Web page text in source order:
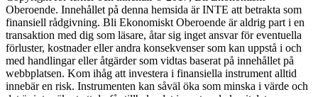
Oberoende. Innehållet på denna hemsida är INTE att betrakta som
finansiell rådgivning. Bli Ekonomiskt Oberoende är aldrig part i en
transaktion med dig som läsare, åtar sig inget ansvar för eventuella
förluster, kostnader eller andra konsekvenser som kan uppstå i och
med handlingar eller åtgärder som vidtas baserat på innehållet på
webbplatsen. Kom ihåg att investera i finansiella instrument alltid
innebär en risk. Instrumenten kan såväl öka som minska i värde och